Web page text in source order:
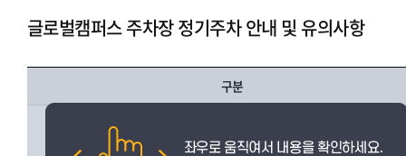
글로벌캠퍼스 주차장 정기주차 안내 및 유의사항
구분